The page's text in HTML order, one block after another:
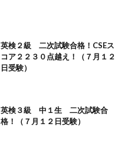
英検２級 二次試験合格！CSEス
コア２２３０点越え！（７月１２
日受験）
英検３級 中１生 二次試験合
格！（７月１２日受験）